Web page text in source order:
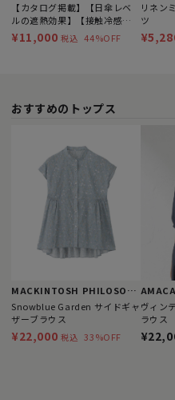
【カタログ掲載】【日傘レベ
ルの遮熱効果】【接触冷感・
UV対策・ウォッシャブル】ミ
ネラルテックスチュニックカ
¥11,000 税込 44%OFF
リネン
ツ
おすすめのトップス
MACKINTOSH PHILOSOPHY
Snowblue Garden サイドギャ
ザーブラウス
¥22,000 税込 33%OFF
AMACA
ヴィン
ラウス